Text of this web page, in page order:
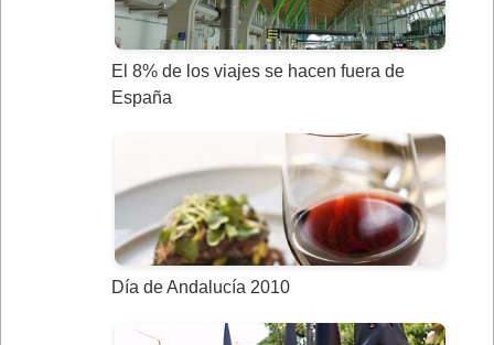
El 8% de los viajes se hacen fuera de
España
Día de Andalucía 2010